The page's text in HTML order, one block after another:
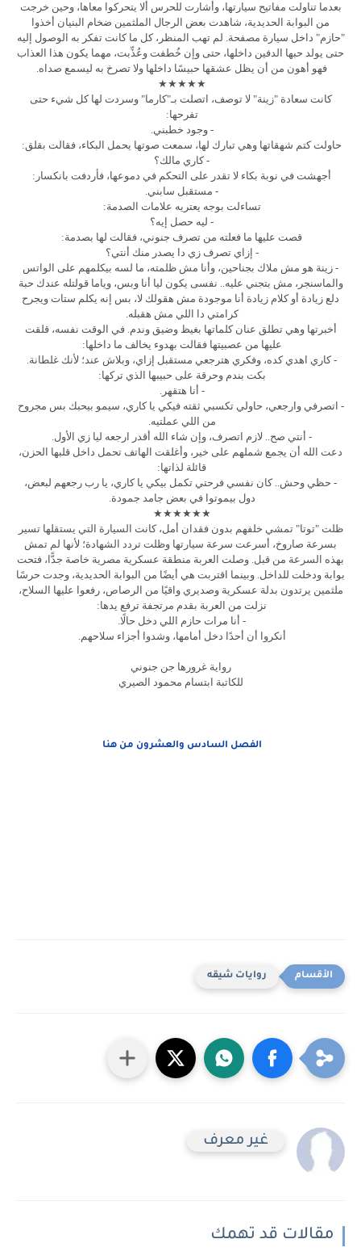
بعدما تناولت مفاتيح سيارتها، وأشارت للحرس ألا يتحركوا معاها، وحين خرجت
من البوابة الحديدية، شاهدت بعض الرجال الملثمين ضخام البنيان أخذوا
"حازم" داخل سيارة مصفحة. لم تهب المنظر، كل ما كانت تفكر به الوصول إليه
حتى يولد حبها الدفين داخلها، حتى وإن خُطفت وعُذِّبت، مهما يكون هذا العذاب
فهو أهون من أن يظل عشقها حبيسًا داخلها ولا تصرخ به ليسمع صداه.
★★★★★
كانت سعادة "زينة" لا توصف، اتصلت بـ"كارما" وسردت لها كل شيء حتى
تفرحها:
- وجود خطبني.
حاولت كتم شهقاتها وهي تبارك لها، سمعت صوتها يحمل البكاء، فقالت بقلق:
- كاري مالك؟
أجهشت في نوبة بكاء لا تقدر على التحكم في دموعها، فأردفت بانكسار:
- مستقبل سابني.
تساءلت بوجه يعتريه علامات الصدمة:
- ليه حصل إيه؟
قصت عليها ما فعلته من تصرف جنوني، فقالت لها بصدمة:
- إزاي تصرف زي دا يصدر منك أنتي؟
- زينة هو مش ملاك بجناحين، وأنا مش ظلمته، ما لسه بيكلمهم على الواتس
والماسنجر، مش بتجني عليه.. نفسى يكون ليا أنا وبس، وياما قولتله عندك حبة
دلع زيادة أو كلام زيادة أنا موجودة مش هقولك لا، بس إنه يكلم ستات ويجرح
كرامتي دا اللي مش هقبله.
أخبرتها وهي تطلق عنان كلماتها بغيظ وضيق وندم. في الوقت نفسه، قلقت
عليها من عصبيتها فقالت بهدوء يخالف ما داخلها:
- كاري اهدي كده، وفكري هترجعي مستقبل إزاي، وبلاش عند؛ لأنك غلطانة.
بكت بندم وحرقة على حبيبها الذي تركها:
- أنا هتقهر.
- اتصرفي وارجعي، حاولي تكسبي ثقته فيكي يا كاري، سيمو بيحبك بس مجروح
من اللي عملتيه.
- أنتي صح.. لازم اتصرف، وإن شاء الله أقدر ارجعه ليا زي الأول.
دعت الله أن يجمع شملهم على خير، وأغلقت الهاتف تحمل داخل قلبها الحزن،
قائلة لذاتها:
- حظي وحش.. كان نفسي فرحتي تكمل بيكي يا كاري، يا رب رجعهم لبعض،
دول بيموتوا في بعض جامد جمودة.
★★★★★★
ظلت "توتا" تمشي خلفهم بدون فقدان أمل، كانت السيارة التي يستقلها تسير
بسرعة صاروخ، أسرعت سرعة سيارتها وظلت تردد الشهادة؛ لأنها لم تمش
بهذه السرعة من قبل. وصلت العربة منطقة عسكرية مصرية خاصة جدًّا، فتحت
بوابة ودخلت للداخل. وبينما اقتربت هي أيضًا من البوابة الحديدية، وجدت حرسًا
ملثمين يرتدون بدلة عسكرية وصديري واقيًا من الرصاص، رفعوا عليها السلاح،
نزلت من العربة بقدم مرتجفة ترفع يدها:
- أنا مرات حازم اللي دخل حالًا.
أنكروا أن أحدًا دخل أمامها، وشدوا أجزاء سلاحهم.
رواية غرورها جن جنوني
للكاتبة ابتسام محمود الصيري
الفصل السادس والعشرون من هنا
روايات شيقه
غير معرف
مقالات قد تهمك